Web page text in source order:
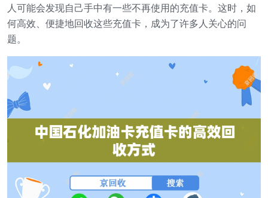
人可能会发现自己手中有一些不再使用的充值卡。这时，如
何高效、便捷地回收这些充值卡，成为了许多人关心的问
题。